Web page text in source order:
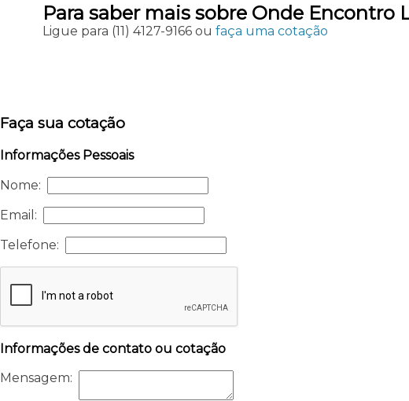
Para saber mais sobre Onde Encontro
Ligue para (11) 4127-9166ou faça uma cotação
Faça sua cotação
Informações Pessoais
Nome:
Email:
Telefone:
Informações de contato ou cotação
Mensagem: